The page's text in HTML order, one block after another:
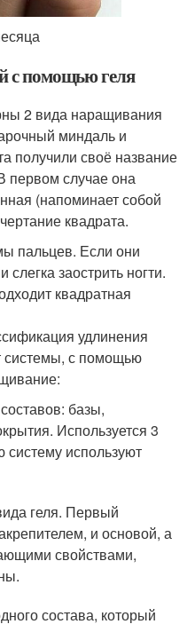
с помощью геля
2 вида наращивания
миндаль и
получили своё название
первом случае она
(напоминает собой
квадрата.
пальцев. Если они
слегка заострить ногти.
квадратная
удлинения
системы, с помощью
базы,
Используется 3
систему используют
геля. Первый
и основой, а
свойствами,
состава, который